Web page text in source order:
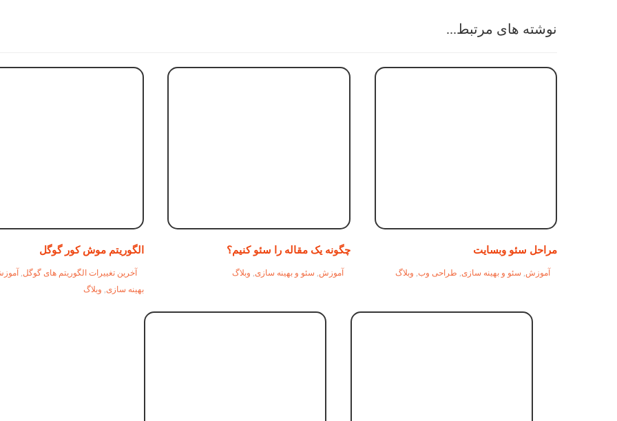
نوشته های مرتبط...
مراحل سئو وبسایت
آموزش, سئو و بهینه سازی, طراحی وب, وبلاگ
چگونه یک مقاله را سئو کنیم؟
آموزش, سئو و بهینه سازی, وبلاگ
الگوریتم موش کور گوگل
آخرین تغییرات الگوریتم های گوگل,
بهینه سازی, وبلاگ